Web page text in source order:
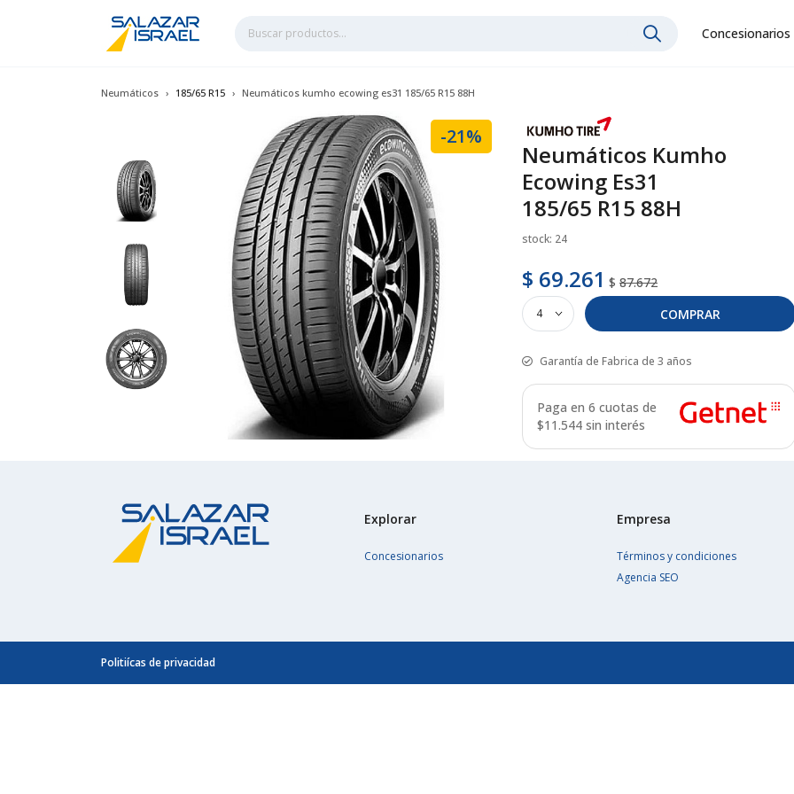
Concesionarios
Neumáticos 185/65 R15 Neumáticos kumho ecowing es31 185/65 R15 88H
-21%
Neumáticos Kumho
Ecowing Es31
185/65 R15 88H
stock: 24
$ 69.261 $ 87.672
COMPRAR
Garantía de Fabrica de 3 años
Paga en 6 cuotas de
$11.544 sin interés
Explorar
Concesionarios
Empresa
Términos y condiciones
Agencia SEO
Politiícas de privacidad